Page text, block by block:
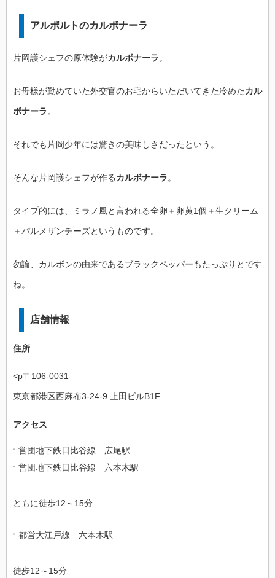
アルポルトのカルボナーラ
片岡護シェフの原体験がカルボナーラ 。
お母様が勤めていた外交官のお宅からいただいてきた冷めたカル
ボナーラ 。
それでも片岡少年には驚きの美味しさだったという。
そんな片岡護シェフが作るカルボナーラ 。
タイプ的には、ミラノ風と言われる全卵＋卵黄1個＋生クリーム
＋パルメザンチーズというものです。
勿論、カルボンの由来であるブラックペッパーもたっぷりとです
ね。
店舗情報
住所
<p〒106-0031
東京都港区西麻布3-24-9 上田ビルB1F
アクセス
営団地下鉄日比谷線 広尾駅
営団地下鉄日比谷線 六本木駅
ともに徒歩12～15分
都営大江戸線 六本木駅
徒歩12～15分